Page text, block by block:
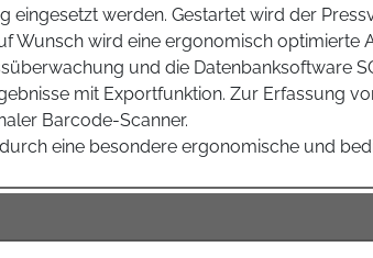
eingesetzt werden. Gestartet wird der
Wunsch wird eine ergonomisch optimierte
und die Datenbanksoftware
mit Exportfunktion. Zur Erfassung
Barcode-Scanner.
eine besondere ergonomische und